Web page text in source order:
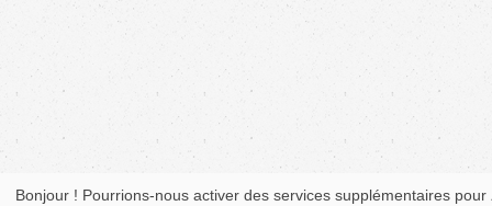
Bonjour ! Pourrions-nous activer des services supplémentaires pour